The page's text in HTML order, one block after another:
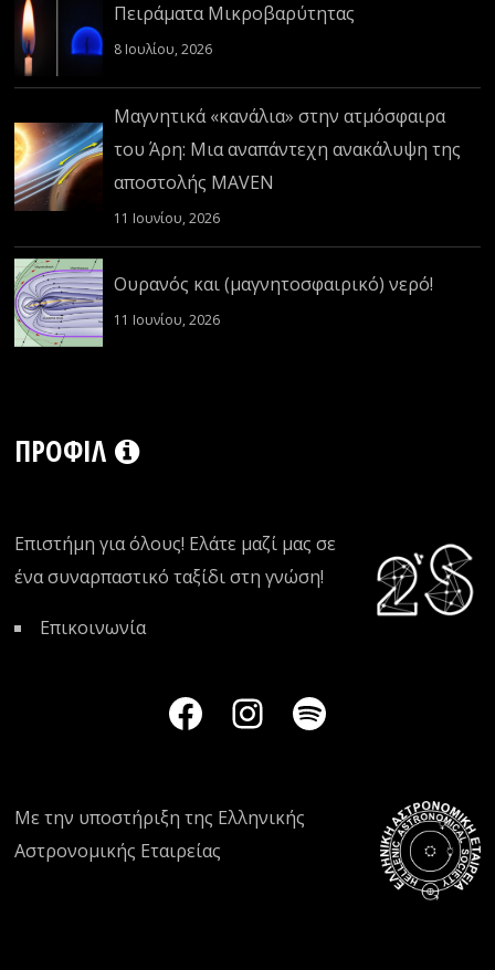
Πειράματα Μικροβαρύτητας
8 Ιουλίου, 2026
Μαγνητικά «κανάλια» στην ατμόσφαιρα
του Άρη: Μια αναπάντεχη ανακάλυψη της
αποστολής MAVEN
11 Ιουνίου, 2026
Ουρανός και (μαγνητοσφαιρικό) νερό!
11 Ιουνίου, 2026
ΠΡΟΦΊΛ
Επιστήμη για όλους! Ελάτε μαζί μας σε
ένα συναρπαστικό ταξίδι στη γνώση!
Επικοινωνία
Με την υποστήριξη της Ελληνικής
Αστρονομικής Εταιρείας